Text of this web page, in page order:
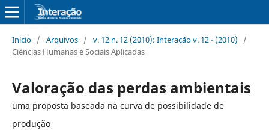
Início / Arquivos / v. 12 n. 12 (2010): Interação v. 12 - (2010)
/
Ciências Humanas e Sociais Aplicadas
Valoração das perdas ambientais
uma proposta baseada na curva de possibilidade de
produção